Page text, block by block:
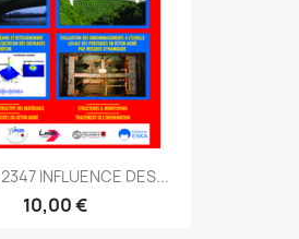
INFLUENCE DES...
10,00 €